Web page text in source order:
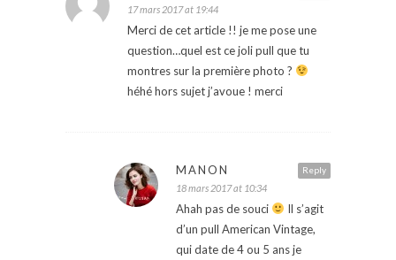
17 mars 2017 at 19:44
Merci de cet article !! je me pose une
question…quel est ce joli pull que tu
montres sur la première photo ?
héhé hors sujet j’avoue ! merci
Reply
MANON
18 mars 2017 at 10:34
Ahah pas de souci
Il s’agit
d’un pull American Vintage,
qui date de 4 ou 5 ans je